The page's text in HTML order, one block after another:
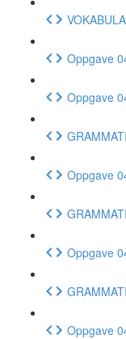
Oppgave
Oppgave
Oppgave
Oppgave
Oppgave